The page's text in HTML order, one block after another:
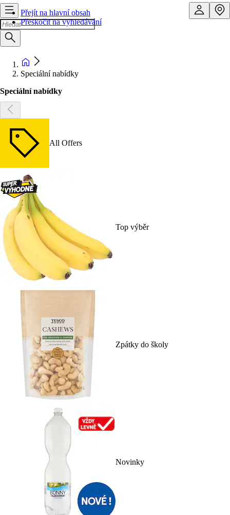
Přejít na hlavní obsah
Přeskočit na vyhledávání
Speciální nabídky
Speciální nabídky
All Offers
Top výběr
Zpátky do školy
Novinky